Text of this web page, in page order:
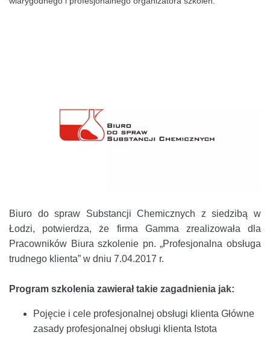
Biuro do spraw Substancji Chemicznych z siedzibą w
Łodzi, potwierdza, że firma Gamma zrealizowała dla
Pracowników Biura szkolenie pn. „Profesjonalna obsługa
trudnego klienta” w dniu 7.04.2017 r.
Program szkolenia zawierał takie zagadnienia jak:
Pojęcie i cele profesjonalnej obsługi klienta Główne
zasady profesjonalnej obsługi klienta Istota